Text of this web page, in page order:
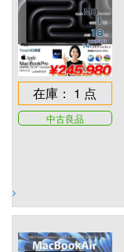
在庫： 1 点
中古良品